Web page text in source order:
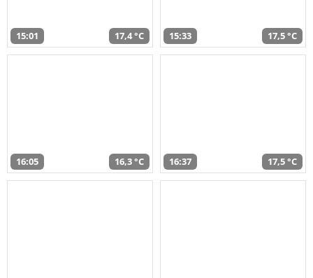
15:01 17,4 °C 15:33 17,5 °C
16:05 16,3 °C 16:37 17,5 °C